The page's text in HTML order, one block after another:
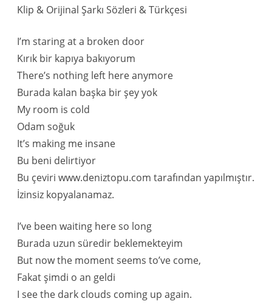
Klip & Orijinal Şarkı Sözleri & Türkçesi
I’m staring at a broken door
Kırık bir kapıya bakıyorum
There’s nothing left here anymore
Burada kalan başka bir şey yok
My room is cold
Odam soğuk
It’s making me insane
Bu beni delirtiyor
Bu çeviri www.deniztopu.com tarafından yapılmıştır.
İzinsiz kopyalanamaz.
I’ve been waiting here so long
Burada uzun süredir beklemekteyim
But now the moment seems to’ve come,
Fakat şimdi o an geldi
I see the dark clouds coming up again.